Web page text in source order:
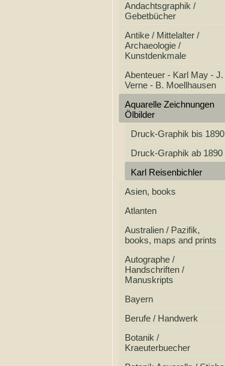
Andachtsgraphik /
Gebetbücher
Antike / Mittelalter /
Archaeologie /
Kunstdenkmale
Abenteuer - Karl May - J.
Verne - B. Moellhausen
Aquarelle Zeichnungen
Ölbilder
Druck-Graphik bis 1890
Druck-Graphik ab 1890
Karl Reisenbichler
Asien, books
Atlanten
Australien / Pazifik,
books, maps and prints
Autographe /
Handschriften /
Manuskripts
Bayern
Berufe / Handwerk
Botanik /
Kraeuterbuecher